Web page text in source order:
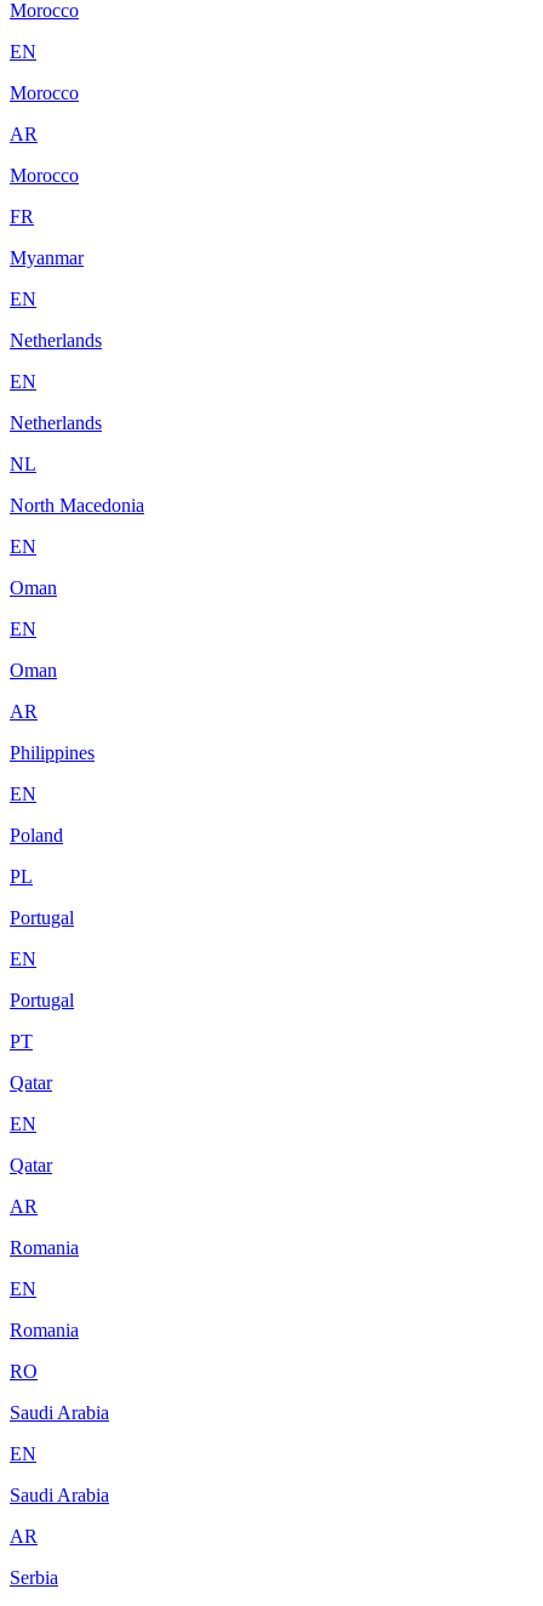
Morocco
EN
Morocco
AR
Morocco
FR
Myanmar
EN
Netherlands
EN
Netherlands
NL
North Macedonia
EN
Oman
EN
Oman
AR
Philippines
EN
Poland
PL
Portugal
EN
Portugal
PT
Qatar
EN
Qatar
AR
Romania
EN
Romania
RO
Saudi Arabia
EN
Saudi Arabia
AR
Serbia